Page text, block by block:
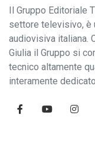
Il Gruppo Editoriale
settore televisivo, è
audiovisiva italiana.
Giulia il Gruppo si
tecnico altamente
interamente